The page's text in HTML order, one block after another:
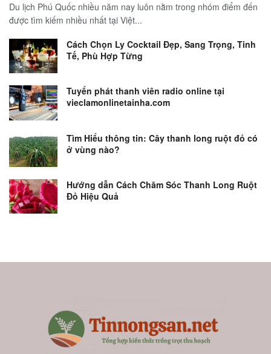
Du lịch Phú Quốc nhiều năm nay luôn nằm trong nhóm điểm đến
được tìm kiếm nhiều nhất tại Việt...
Cách Chọn Ly Cocktail Đẹp, Sang Trọng, Tinh
Tế, Phù Hợp Từng
Tuyển phát thanh viên radio online tại
vieclamonlinetainha.com
Tìm Hiểu thông tin: Cây thanh long ruột đỏ có
ở vùng nào?
Hướng dẫn Cách Chăm Sóc Thanh Long Ruột
Đỏ Hiệu Quả